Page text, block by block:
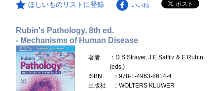
ほしいものリストに登録 いいね
Rubin's Pathology, 8th ed.
- Mechanisms of Human Disease
著者
：D.S.Strayer, J.E.Saffitz & E.Rubin
(eds.)
ISBN
：978-1-4963-8614-4
出版社
：WOLTERS KLUWER